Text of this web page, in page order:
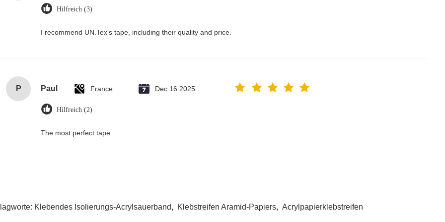
Hilfreich (3)
I recommend UN.Tex's tape, including their quality and price.
P Paul France Dec 16.2025
Hilfreich (2)
The most perfect tape.
Klebendes Isolierungs-Acrylsauerband, Klebstreifen Aramid-Papiers, Acrylpapierklebstreifen